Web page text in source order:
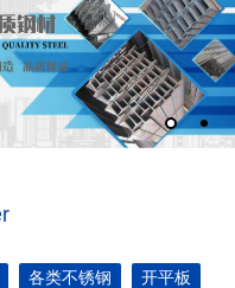
各类不锈钢
开平板